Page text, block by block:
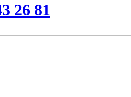
26 81